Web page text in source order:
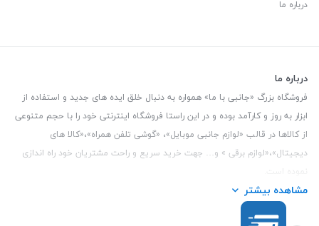
درباره ما
درباره ما
فروشگاه بزرگ «جانبی با ما» همواره به دنبال خلق ایده های جدید و استفاده از
ابزار به روز و کارآمد بوده و در این راستا فروشگاه اینترنتی خود را با حجم متنوعی
از کالاها در قالب «لوازم جانبی موبایل»، «گوشی تلفن همراه»،«کالا های
دیجیتال»،«لوازم برقی » و… جهت خرید سریع و راحت مشتریان خود راه اندازی
این فروشگاه تمام تلاش خود را نموده تا کالاهایی با کیفیت و با حداقل قیمت
عرضه نماید.
مشاهده بیشتر